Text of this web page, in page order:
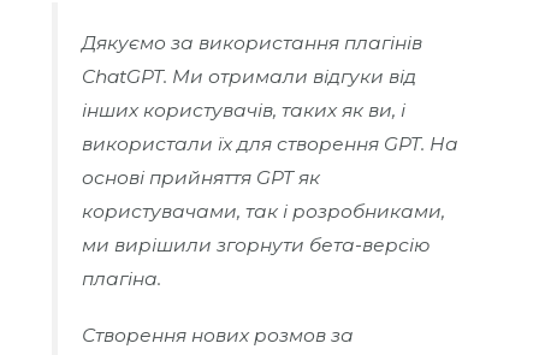
Дякуємо за використання плагінів
ChatGPT. Ми отримали відгуки від
інших користувачів, таких як ви, і
використали їх для створення GPT. На
основі прийняття GPT як
користувачами, так і розробниками,
ми вирішили згорнути бета-версію
плагіна.
Створення нових розмов за